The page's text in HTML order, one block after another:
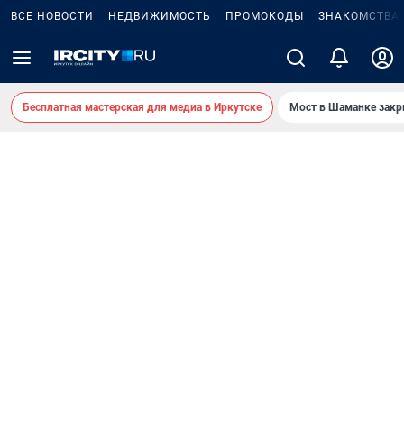
ВСЕ НОВОСТИ НЕДВИЖИМОСТЬ ПРОМОКОДЫ ЗНАКОМСТВА
Бесплатная мастерская для медиа в Иркутске Мост в Шаманке